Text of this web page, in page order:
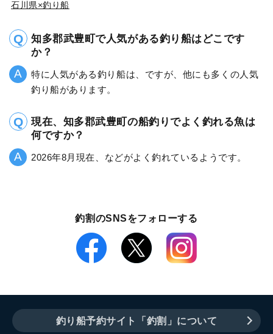
石川県×釣り船
知多郡武豊町で人気がある釣り船はどこです
か？
特に人気がある釣り船は、ですが、他にも多くの人気
釣り船があります。
現在、知多郡武豊町の船釣りでよく釣れる魚は
何ですか？
2026年8月現在、などがよく釣れているようです。
釣割のSNSをフォローする
釣り船予約サイト「釣割」について